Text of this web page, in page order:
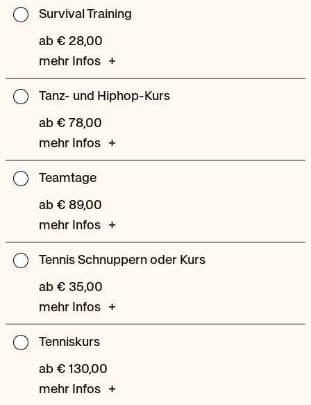
Survival
Training
Survival Training
ab € 28,00
mehr Infos
Tanz-
und
Kurs
Tanz- und Hiphop-Kurs
ab € 78,00
mehr Infos
Teamtage
Teamtage
ab € 89,00
mehr Infos
Tennis
Schnuppern
Kurs
Tennis Schnuppern oder Kurs
ab € 35,00
mehr Infos
Tenniskurs
Tenniskurs
ab € 130,00
mehr Infos